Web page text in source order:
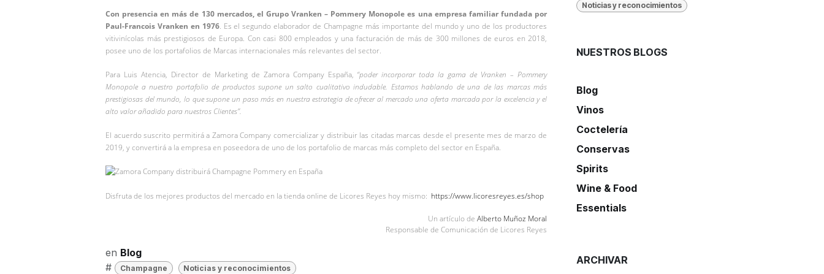
Con presencia en más de 130 mercados, el Grupo Vranken – Pommery Monopole es una empresa familiar fundada por
Paul-Francois Vranken en 1976. Es el segundo elaborador de Champagne más importante del mundo y uno de los productores
vitivinícolas más prestigiosos de Europa. Con casi 800 empleados y una facturación de más de 300 millones de euros en 2018,
posee uno de los portafolios de Marcas internacionales más relevantes del sector.
Para Luis Atencia, Director de Marketing de Zamora Company España, “poder incorporar toda la gama de Vranken – Pommery
Monopole a nuestro portafolio de productos supone un salto cualitativo indudable. Estamos hablando de una de las marcas más
prestigiosas del mundo, lo que supone un paso más en nuestra estrategia de ofrecer al mercado una oferta marcada por la excelencia y el
alto valor añadido para nuestros Clientes”.
El acuerdo suscrito permitirá a Zamora Company comercializar y distribuir las citadas marcas desde el presente mes de marzo de
2019, y convertirá a la empresa en poseedora de uno de los portafolio de marcas más completo del sector en España.
Disfruta de los mejores productos del mercado en la tienda online de Licores Reyes hoy mismo: https://www.licoresreyes.es/shop
Un artículo de Alberto Muñoz Moral
Responsable de Comunicación de Licores Reyes
en Blog
#
Champagne Noticias y reconocimientos
Noticias y reconocimientos
NUESTROS BLOGS
Blog
Vinos
Coctelería
Conservas
Spirits
Wine & Food
Essentials
ARCHIVAR